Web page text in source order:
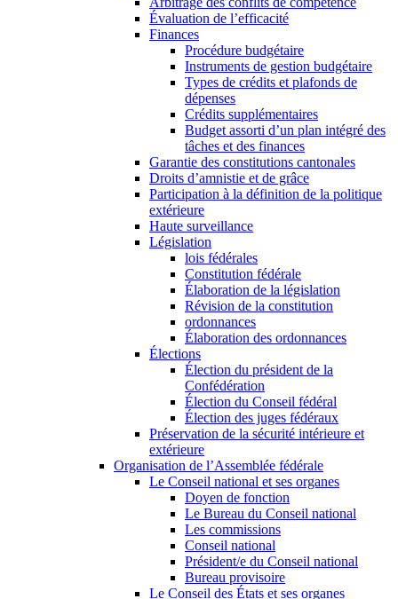
Évaluation de l’efficacité
Finances
Procédure budgétaire
Instruments de gestion budgétaire
Types de crédits et plafonds de
dépenses
Crédits supplémentaires
Budget assorti d’un plan intégré des
tâches et des finances
Garantie des constitutions cantonales
Droits d’amnistie et de grâce
Participation à la définition de la politique
extérieure
Haute surveillance
Législation
lois fédérales
Constitution fédérale
Élaboration de la législation
Révision de la constitution
ordonnances
Élaboration des ordonnances
Élections
Élection du président de la
Confédération
Élection du Conseil fédéral
Élection des juges fédéraux
Préservation de la sécurité intérieure et
extérieure
Organisation de l’Assemblée fédérale
Le Conseil national et ses organes
Doyen de fonction
Le Bureau du Conseil national
Les commissions
Conseil national
Président/e du Conseil national
Bureau provisoire
Le Conseil des États et ses organes